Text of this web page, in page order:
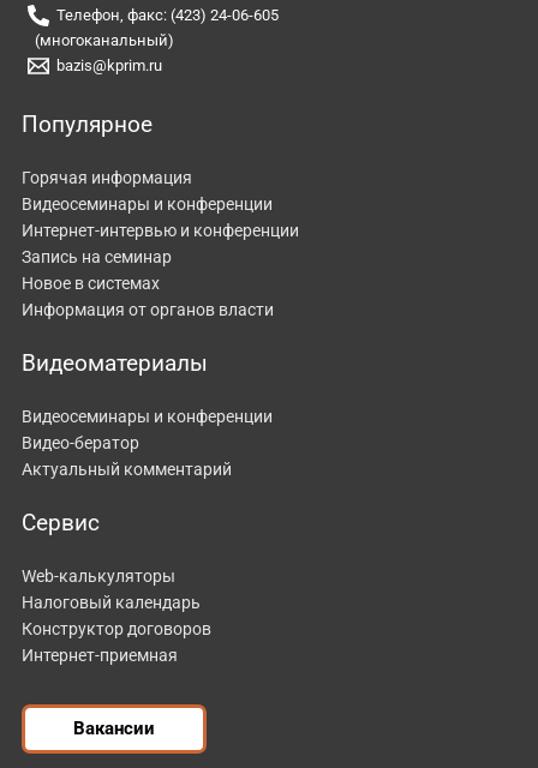
Телефон, факс: (423) 24-06-605
(многоканальный)
bazis@kprim.ru
Популярное
Горячая информация
Видеосеминары и конференции
Интернет-интервью и конференции
Запись на семинар
Новое в системах
Информация от органов власти
Видеоматериалы
Видеосеминары и конференции
Видео-бератор
Актуальный комментарий
Сервис
Web-калькуляторы
Налоговый календарь
Конструктор договоров
Интернет-приемная
Вакансии